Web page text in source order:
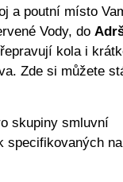
a poutní místo
Vody, do
kola i
Zde si můžete
skupiny smluvní
specifikovaných